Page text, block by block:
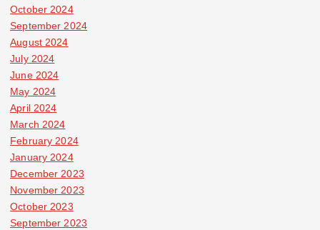
October 2024
September 2024
August 2024
July 2024
June 2024
May 2024
April 2024
March 2024
February 2024
January 2024
December 2023
November 2023
October 2023
September 2023